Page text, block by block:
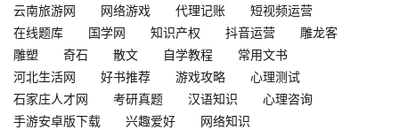
云南旅游网
网络游戏 代理记账
短视频运营
在线题库
国学网 知识产权 抖音运营
雕龙客
雕塑
奇石 散文 自学教程
常用文书
河北生活网
好书推荐 游戏攻略
心理测试
石家庄人才网
考研真题 汉语知识
心理咨询
手游安卓版下载
兴趣爱好
网络知识